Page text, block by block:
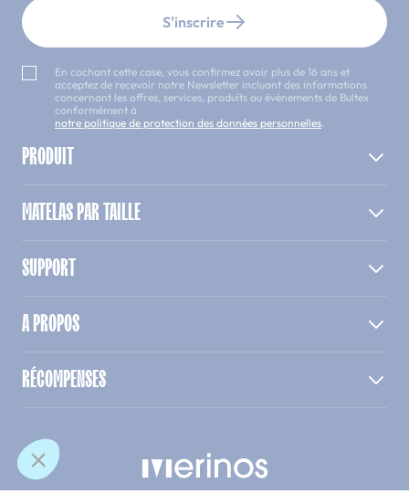
S'inscrire
En cochant cette case, vous confirmez avoir plus de 16 ans et
acceptez de recevoir notre Newsletter incluant des informations
concernant les offres, services, produits ou évènements de Bultex
conformément à
notre politique de protection des données personnelles.
PRODUIT
MATELAS PAR TAILLE
SUPPORT
A PROPOS
RÉCOMPENSES